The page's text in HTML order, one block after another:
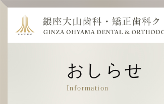
おしらせ
Information